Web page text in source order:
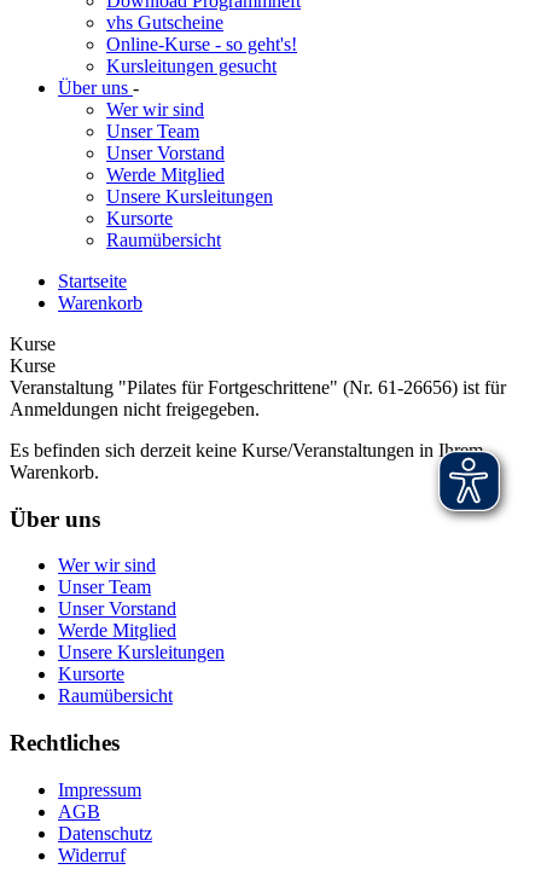
vhs Gutscheine
Online-Kurse - so geht's!
Kursleitungen gesucht
Über uns -
Wer wir sind
Unser Team
Unser Vorstand
Werde Mitglied
Unsere Kursleitungen
Kursorte
Raumübersicht
Startseite
Warenkorb
Kurse
Kurse
Veranstaltung "Pilates für Fortgeschrittene" (Nr. 61-26656) ist für
Anmeldungen nicht freigegeben.
Es befinden sich derzeit keine Kurse/Veranstaltungen in Ihrem
Warenkorb.
Über uns
Wer wir sind
Unser Team
Unser Vorstand
Werde Mitglied
Unsere Kursleitungen
Kursorte
Raumübersicht
Rechtliches
Impressum
AGB
Datenschutz
Widerruf